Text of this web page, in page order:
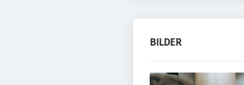
BILDER